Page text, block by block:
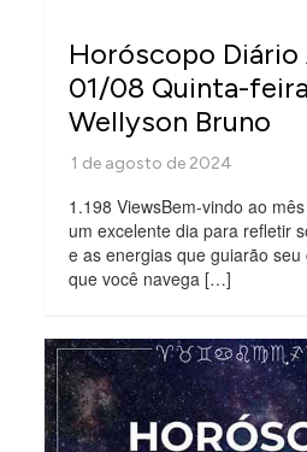
Horóscopo
01/08 Quinta-
Wellyson Bruno
1.198 ViewsBem-vindo ao
um excelente dia para refletir
e as energias que guiarão
que você navega […]